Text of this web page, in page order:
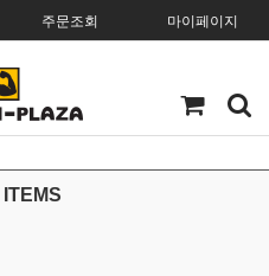
주문조회 마이페이지